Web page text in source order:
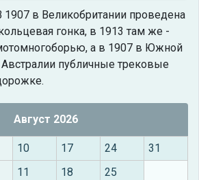
1907 в Великобритании проведена
гонка, в 1913 там же -
а в 1907 в Южной
публичные трековые
Август 2026
10 17 24
31
11 18
25